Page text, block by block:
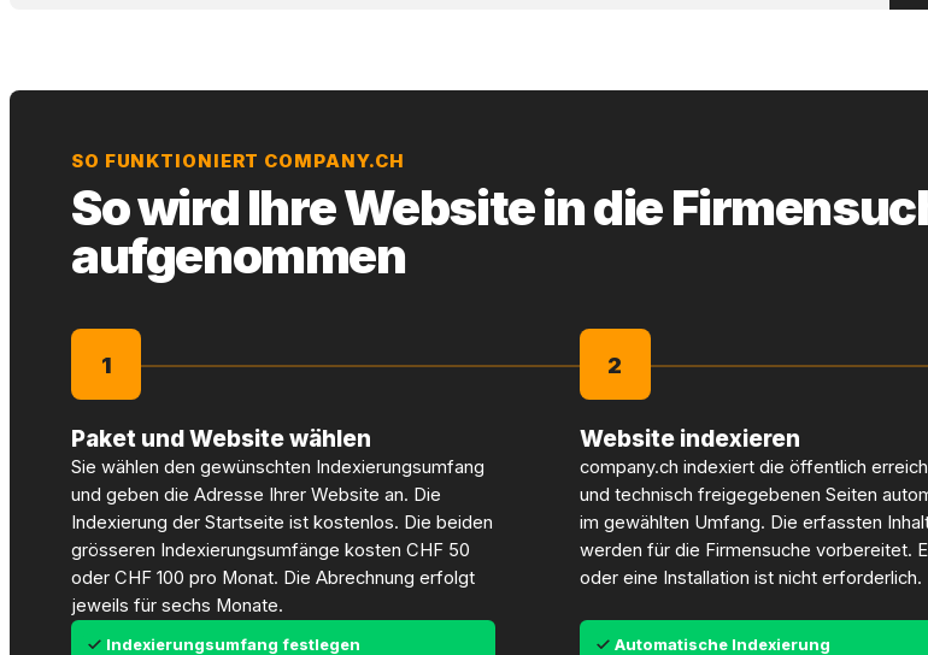
SO FUNKTIONIERT COMPANY.CH
So wird Ihre Website in die
aufgenommen
1
Paket und Website wählen
Sie wählen den gewünschten Indexierungsumfang
und geben die Adresse Ihrer Website an. Die
Indexierung der Startseite ist kostenlos. Die beiden
grösseren Indexierungsumfänge kosten CHF 50
oder CHF 100 pro Monat. Die Abrechnung erfolgt
jeweils für sechs Monate.
Indexierungsumfang festlegen
2
Website indexieren
company.ch indexiert die öffentlich
und technisch freigegebenen Seiten
im gewählten Umfang. Die erfassten
werden für die Firmensuche vorbereitet.
oder eine Installation ist nicht erforderlich.
Automatische Indexierung